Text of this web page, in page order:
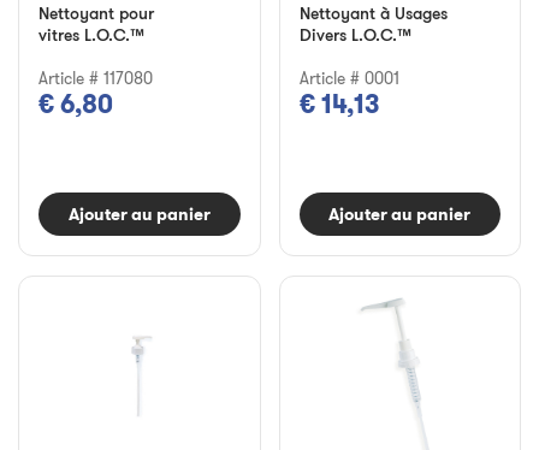
Nettoyant pour
vitres L.O.C.™
Article # 117080
€ 6,80
Ajouter au panier
Nettoyant à Usages
Divers L.O.C.™
Article # 0001
€ 14,13
Ajouter au panier